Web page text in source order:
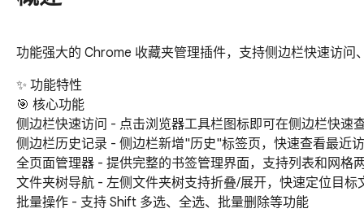
功能强大的 Chrome 收藏夹管理插件，支持侧边栏快速访问
✨ 功能特性
🎯 核心功能
侧边栏快速访问 - 点击浏览器工具栏图标即可在侧边栏快速
侧边栏历史记录 - 侧边栏新增"历史"标签页，快速查看最近
全页面管理器 - 提供完整的书签管理界面，支持列表和网格
文件夹树导航 - 左侧文件夹树支持折叠/展开，快速定位目标
批量操作 - 支持 Shift 多选、全选、批量删除等功能